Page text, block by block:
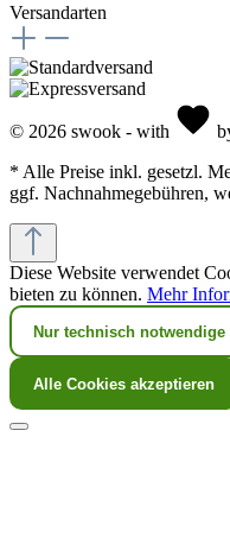
Versandarten
© 2026 swook - with
* Alle Preise inkl. gesetzl.
ggf. Nachnahmegebühren,
Diese Website verwendet
bieten zu können. Mehr
Nur technisch notwendige
Alle Cookies akzeptieren